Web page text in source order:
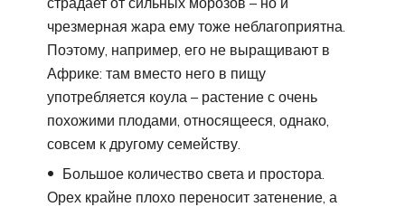
чрезмерная жара ему тоже неблагоприятна.
Поэтому, например, его не выращивают в
Африке: там вместо него в пищу
употребляется коула – растение с очень
похожими плодами, относящееся, однако,
совсем к другому семейству.
Большое количество света и простора.
Орех крайне плохо переносит затенение, а